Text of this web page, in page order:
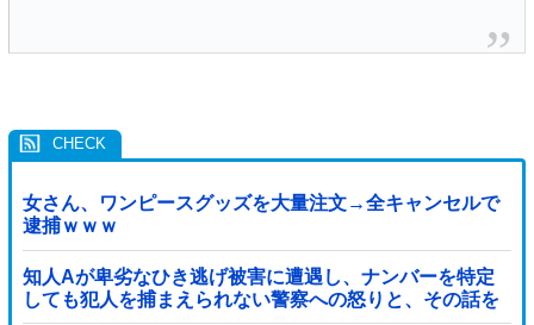
女さん、ワンピースグッズを大量注文→全キャンセルで
逮捕ｗｗｗ
知人Aが卑劣なひき逃げ被害に遭遇し、ナンバーを特定
しても犯人を捕まえられない警察への怒りと、その話を